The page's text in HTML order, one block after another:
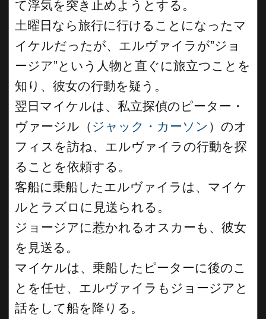
て浮気を突き止めようとする。
土曜日なら旅行に行けることになったマ
イケルだったが、エルヴァイラが”ジョ
ージア”という人物と直ぐに旅立つことを
知り、彼女の行動を疑う。
翌日マイケルは、私立探偵のピーター・
ヴァージル（ ジャック・カーソン ）のオ
フィスを訪ね、エルヴァイラの行動を探
ることを依頼する。
客船に乗船したエルヴァイラは、マイケ
ルとラズロに見送られる。
ジョージアに惹かれるオスカーも、彼女
を見送る。
マイケルは、乗船したピーターに後のこ
とを任せ、エルヴァイラもジョージアと
話をして船を降りる。